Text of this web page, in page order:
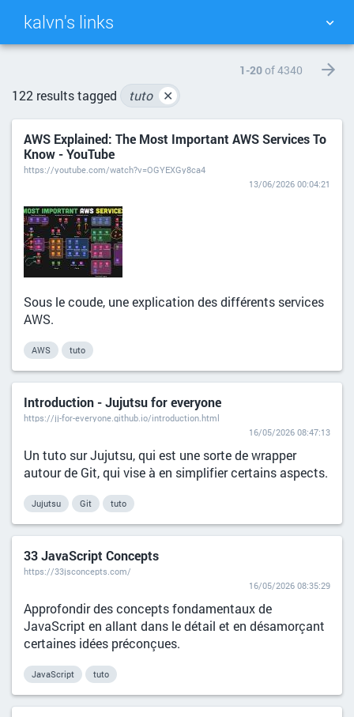
kalvn's links
PICTURE WALL
1-20of 4340
122 results tagged tuto ✕
AWS Explained: The Most Important AWS Services To
Know - YouTube
https://youtube.com/watch?v=OGYEXGy8ca4
13/06/2026 00:04:21
Sous le coude, une explication des différents services
AWS.
AWS tuto
Introduction - Jujutsu for everyone
https://jj-for-everyone.github.io/introduction.html
16/05/2026 08:47:13
Un tuto sur Jujutsu, qui est une sorte de wrapper
autour de Git, qui vise à en simplifier certains aspects.
Jujutsu Git tuto
33 JavaScript Concepts
https://33jsconcepts.com/
16/05/2026 08:35:29
Approfondir des concepts fondamentaux de
JavaScript en allant dans le détail et en désamorçant
certaines idées préconçues.
JavaScript tuto